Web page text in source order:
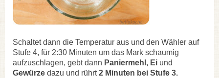
Schaltet dann die Temperatur aus und den Wähler auf
Stufe 4, für 2:30 Minuten um das Mark schaumig
aufzuschlagen, gebt dann Paniermehl, Ei und
Gewürze dazu und rührt2 Minuten bei Stufe 3.